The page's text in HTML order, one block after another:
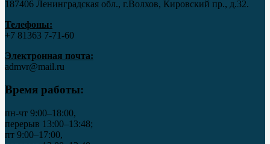
187406 Ленинградская обл., г.Волхов, Кировский пр., д.32.
Телефоны:
+7 81363 7‑71-60
Электронная почта:
admvr@mail.ru
Время работы:
пн-чт 9:00–18:00,
перерыв 13:00–13:48;
пт 9:00–17:00,